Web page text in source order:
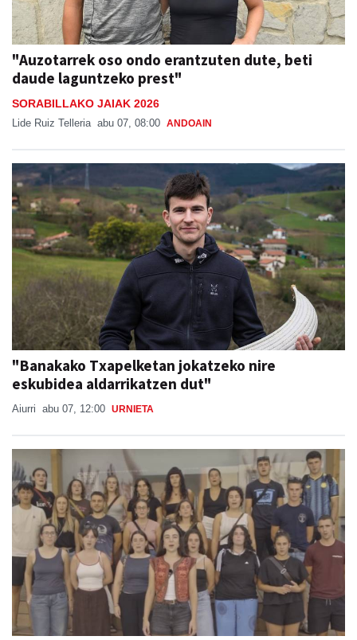
"Auzotarrek oso ondo erantzuten dute, beti
daude laguntzeko prest"
SORABILLAKO JAIAK 2026
Lide Ruiz Telleria abu 07, 08:00 ANDOAIN
"Banakako Txapelketan jokatzeko nire
eskubidea aldarrikatzen dut"
Aiurri abu 07, 12:00 URNIETA